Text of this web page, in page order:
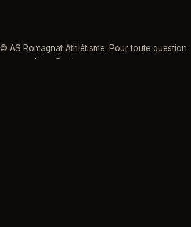
© AS Romagnat Athlétisme. Pour toute question :
romagnatoise@yahoo.com